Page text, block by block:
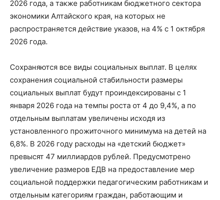
2026 года, а также работникам бюджетного сектора
экономики Алтайского края, на которых не
распространяется действие указов, на 4% с 1 октября
2026 года.
Сохраняются все виды социальных выплат. В целях
сохранения социальной стабильности размеры
социальных выплат будут проиндексированы с 1
января 2026 года на темпы роста от 4 до 9,4%, а по
отдельным выплатам увеличены исходя из
установленного прожиточного минимума на детей на
6,8%. В 2026 году расходы на «детский бюджет»
превысят 47 миллиардов рублей. Предусмотрено
увеличение размеров ЕДВ на предоставление мер
социальной поддержки педагогическим работникам и
отдельным категориям граждан, работающим и